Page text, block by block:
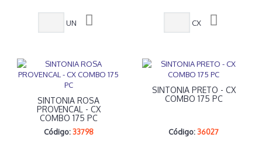
UN CX
SINTONIA ROSA
PROVENCAL - CX
COMBO 175 PC
Código: 33798
SINTONIA PRETO - CX
COMBO 175 PC
Código:36027